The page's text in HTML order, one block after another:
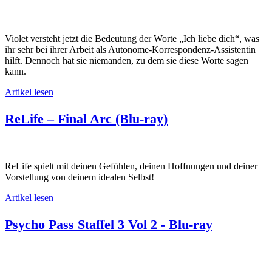
Violet versteht jetzt die Bedeutung der Worte „Ich liebe dich“, was
ihr sehr bei ihrer Arbeit als Autonome-Korrespondenz-Assistentin
hilft. Dennoch hat sie niemanden, zu dem sie diese Worte sagen
kann.
Artikel lesen
ReLife – Final Arc (Blu-ray)
ReLife spielt mit deinen Gefühlen, deinen Hoffnungen und deiner
Vorstellung von deinem idealen Selbst!
Artikel lesen
Psycho Pass Staffel 3 Vol 2 - Blu-ray